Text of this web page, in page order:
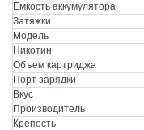
Емкость аккумулятора
Затяжки
Модель
Никотин
Объем картриджа
Порт зарядки
Вкус
Производитель
Крепость